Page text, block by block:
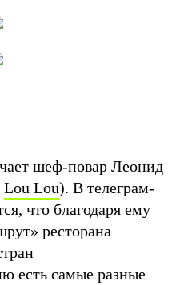
шеф-повар Леонид
Lou Lou). В телеграм-
что благодаря ему
ресторана
есть самые разные